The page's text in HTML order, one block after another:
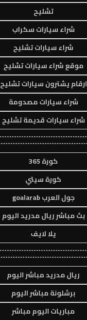
تشليح
شراء سيارات سكراب
شراء سيارات تشليح
موقع شراء سيارات تشليح
ارقام يشترون سيارات تشليح
شراء سيارات مصدومة
شراء سيارات قديمة تشليح
كورة 365
كورة سيتي
جول العرب goalarab
بث مباشر ريال مدريد اليوم
يلا لايف
ريال مدريد مباشر اليوم
برشلونة مباشر اليوم
مباريات اليوم مباشر